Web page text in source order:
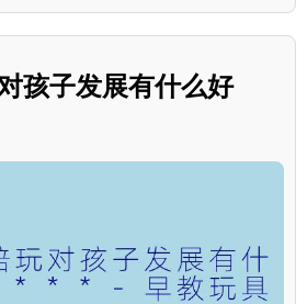
孩子发展有什么好